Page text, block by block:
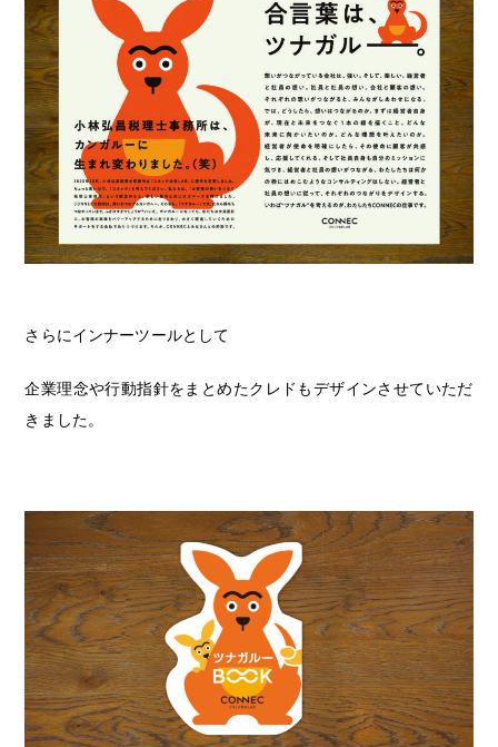
さらにインナーツールとして
企業理念や行動指針をまとめたクレドもデザインさせていただ
きました。